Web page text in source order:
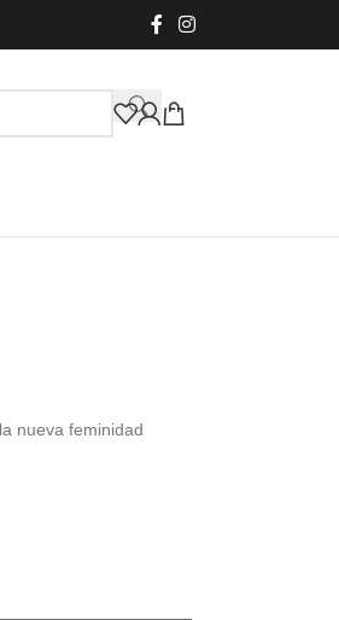
nueva feminidad